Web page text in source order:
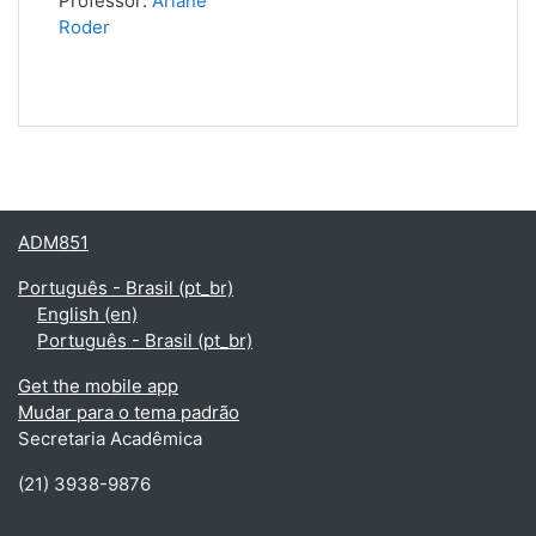
Roder
ADM851
Português - Brasil ‎(pt_br)‎
English ‎(en)‎
Português - Brasil ‎(pt_br)‎
Get the mobile app
Mudar para o tema padrão
Secretaria Acadêmica
(21) 3938-9876